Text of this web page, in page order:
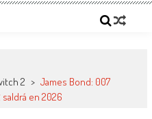
2 > James Bond: 007
en 2026